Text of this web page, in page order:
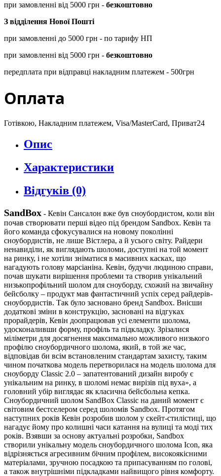
при замовленні від 5000 грн - безкоштовно
З відділення Нової Пошті
при замовленні до 5000 грн - по тарифу НП
при замовленні від 5000 грн - безкоштовно
передплата при відправці накладним платежем - 500грн
Оплата
Готівкою, Накладним платежем, Visa/MasterCard, Приват24
Опис
Характеристики
Відгуків (0)
SandBox - Кевін Сансалон вже був сноубордистом, коли він
почав створювати перші відео під брендом Sandbox. Кевін та
його команда сфокусувалися на новому поколінні
сноубордистів, не лише Вістлера, а й усього світу. Райдери
ненавиділи, як виглядають шоломи, доступні на той момент
на ринку, і не хотіли зніматися в масивних касках, що
нагадують голову марсіаніна. Кевін, будучи людиною справи,
почав шукати вирішення проблеми та створив унікальний
низькопрофільний шолом для сноуборду, схожий на звичайну
бейсболку – продукт мав фантастичний успіх серед райдерів-
сноубордистів. Так було засновано бренд Sandbox. Внісши
додаткові зміни в конструкцію, засновані на відгуках
прорайдерів, Кевін доопрацював усі елементи шолома,
удосконаливши форму, профіль та підкладку. Зрізалися
міліметри для досягнення максимально можливого низького
профілю сноубордичного шолома, який, в той же час,
відповідав би всім встановленим стандартам захисту, таким
чином початкова модель перетворилася на модель шолома для
сноуборду Classic 2.0 – запатентований дизайн виробу є
унікальним на ринку, в шоломі немає вирізів під вуха», а
головний убір виглядає як класична бейсбольна кепка.
Сноубордичний шолом SandBox Classic на даний момент є
світовим бестселером серед шоломів Sandbox. Протягом
наступних років Кевін розробив шолом у скейт-стилістиці, що
нагадує йому про колишні часи катання на вулиці та моді тих
років. Взявши за основу актуальні розробки, Sandbox
створили унікальну модель сноубордичного шолома Icon, яка
відрізняється агресивним бічним профілем, високоякісними
матеріалами, зручною посадкою та припасуванням по голові,
а також внутрішніми підкладками найвищого рівня комфорту.